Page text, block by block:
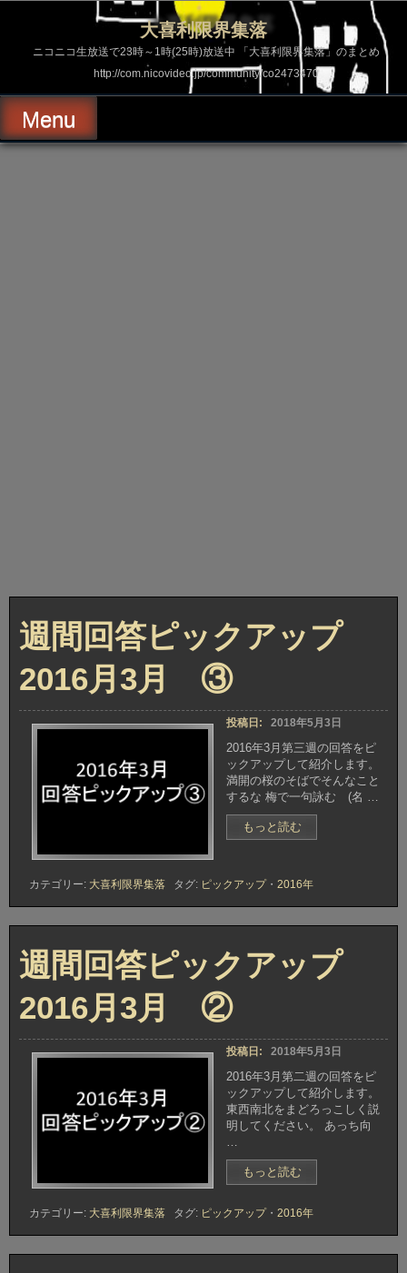
ス
ッ
プ
大喜利限界集落
ニコニコ生放送で23時～1時(25時)放送中 「大喜利限界集落」のまとめ
http://com.nicovideo.jp/community/co2473470
Menu
週間回答ピックアップ
2016月3月 ③
投稿日: 2018年5月3日
2016年3月第三週の回答をピ
ックアップして紹介します。
満開の桜のそばでそんなこと
するな 梅で一句詠む (名 …
もっと読む“週
間
ピ
ッ
ク
ッ
プ
月
③”
カテゴリー: 大喜利限界集落 タグ: ピックアップ・ 2016年
週間回答ピックアップ
2016月3月 ②
投稿日: 2018年5月3日
2016年3月第二週の回答をピ
ックアップして紹介します。
東西南北をまどろっこしく説
明してください。 あっち向
…
もっと読む“週
間
答
ピ
ッ
カテゴリー: 大喜利限界集落 タグ: ピックアップ・ 2016年